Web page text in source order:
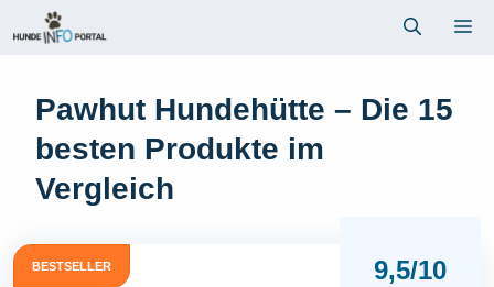
Inhalt
Pawhut Hundehütte – Die 15
besten Produkte im
Vergleich
BESTSELLER 9,5/10